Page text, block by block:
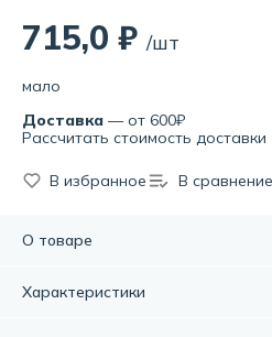
715,0 ₽ /шт
мало
Доставка — от 600₽
Рассчитать стоимость доставки
В избранное В сравнение
О товаре
60х60 см) и мозаичной плитки,
Характеристики